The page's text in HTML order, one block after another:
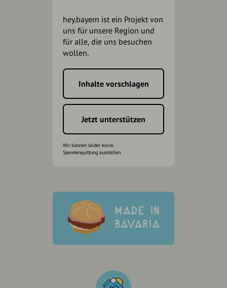
hey.bayern ist ein Projekt von
uns für unsere Region und
für alle, die uns besuchen
wollen.
Inhalte vorschlagen
Jetzt unterstützen
Wir können leider keine
Spendenquittung ausstellen.